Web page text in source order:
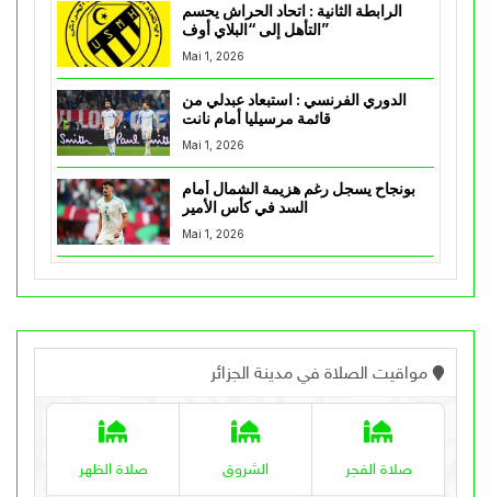
الرابطة الثانية : اتحاد الحراش يحسم
التأهل إلى “البلاي أوف”
Mai 1, 2026
الدوري الفرنسي : استبعاد عبدلي من
قائمة مرسيليا أمام نانت
Mai 1, 2026
بونجاح يسجل رغم هزيمة الشمال أمام
السد في كأس الأمير
Mai 1, 2026